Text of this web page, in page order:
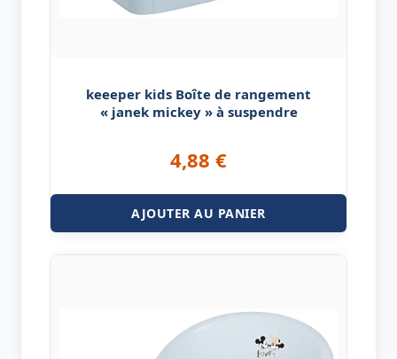
keeeper kids Boîte de rangement
« janek mickey » à suspendre
4,88 €
AJOUTER AU PANIER